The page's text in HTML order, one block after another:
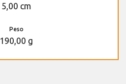
5,00 cm
Peso
190,00 g